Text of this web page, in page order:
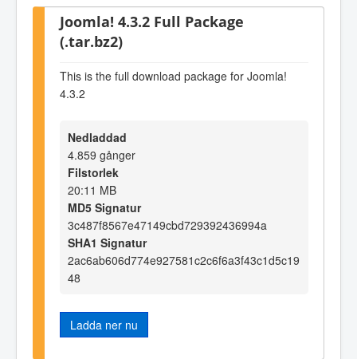
Joomla! 4.3.2 Full Package
(.tar.bz2)
This is the full download package for Joomla!
4.3.2
Nedladdad
4.859 gånger
Filstorlek
20:11 MB
MD5 Signatur
3c487f8567e47149cbd729392436994a
SHA1 Signatur
2ac6ab606d774e927581c2c6f6a3f43c1d5c19
48
Ladda ner nu